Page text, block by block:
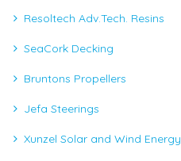
Resoltech Adv.Tech. Resins
SeaCork Decking
Bruntons Propellers
Jefa Steerings
Xunzel Solar and Wind Energy